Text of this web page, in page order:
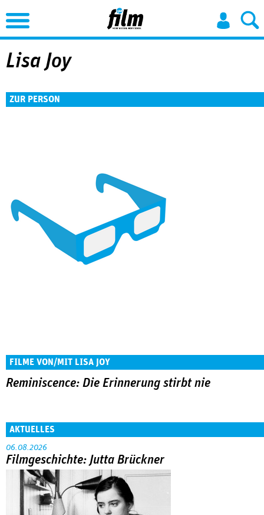
Jump to Navigation
Lisa Joy
ZUR PERSON
FILME VON/MIT LISA JOY
Reminiscence: Die Erinnerung stirbt nie
AKTUELLES
06.08.2026
Filmgeschichte: Jutta Brückner